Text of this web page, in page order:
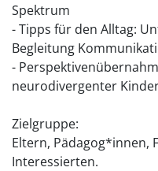
Spektrum
- Tipps für den Alltag:
Begleitung
-
neurodivergenter
Zielgruppe:
Eltern, Pädagog*innen,
Interessierten.